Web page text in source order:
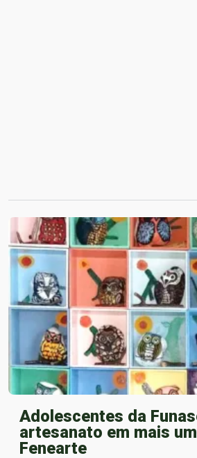
Adolescentes da
artesanato em mais
Fenearte